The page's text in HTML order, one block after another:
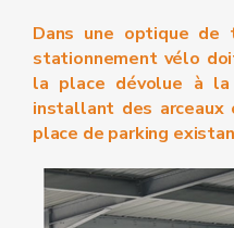
Dans une optique de
stationnement vélo
la place dévolue à
installant des arceaux
place de parking